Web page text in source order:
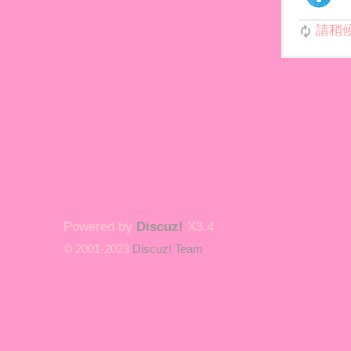
請稍
Powered by Discuz! X3.4
© 2001-2023 Discuz! Team.